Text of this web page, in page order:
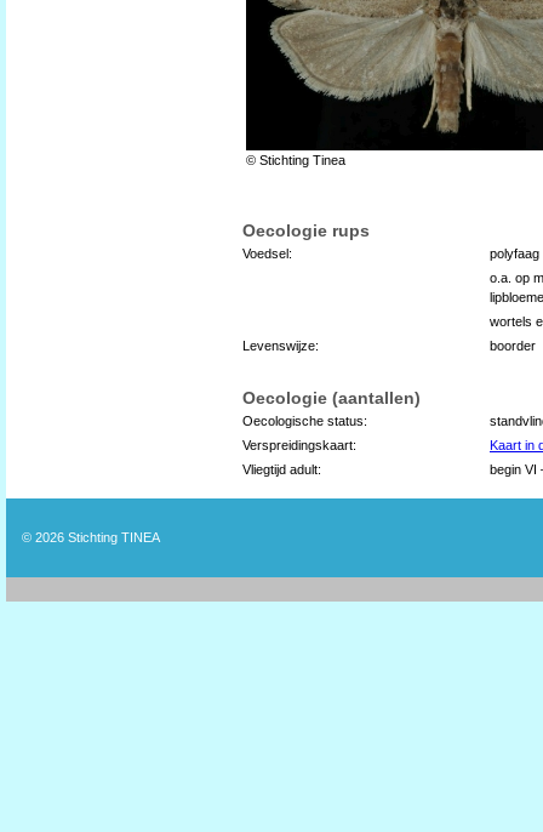
© Stichting Tinea
Oecologie rups
Voedsel:
polyfaag
o.a. op
wortels
Levenswijze:
boorder
Oecologie (aantallen)
Oecologische status:
Verspreidingskaart:
Kaart in
Vliegtijd adult:
begin VI
© 2026 Stichting TINEA